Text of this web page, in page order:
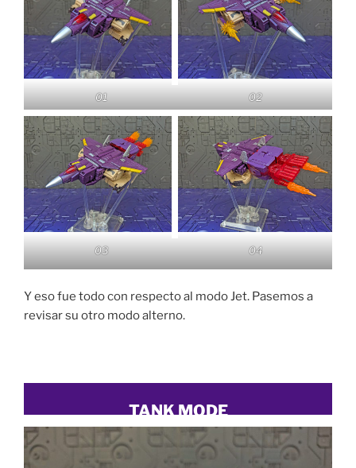
01 02
03 04
Y eso fue todo con respecto al modo Jet. Pasemos a
revisar su otro modo alterno.
TANK MODE